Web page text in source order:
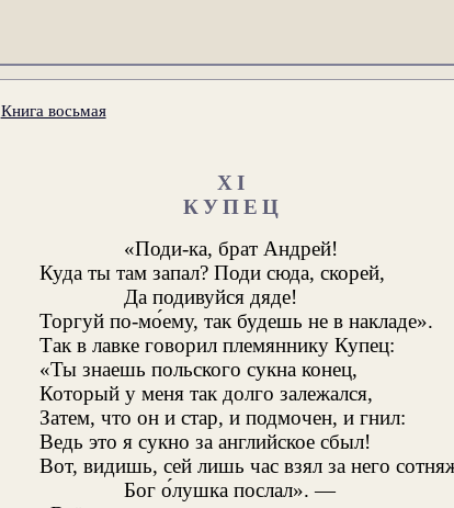
Книга восьмая
XI
КУПЕЦ
«Поди-ка, брат Андрей!
Куда ты там запал? Поди сюда, скорей,
Да подивуйся дяде!
Торгуй по-мо́ему, так будешь не в накладе».
Так в лавке говорил племяннику Купец:
«Ты знаешь польского сукна конец,
Который у меня так долго залежался,
Затем, что он и стар, и подмочен, и гнил:
Ведь это я сукно за английское сбыл!
Вот, видишь, сей лишь час взял за него
Бог о́лушка послал». —